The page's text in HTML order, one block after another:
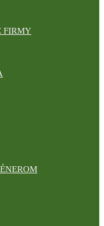
FIRMY